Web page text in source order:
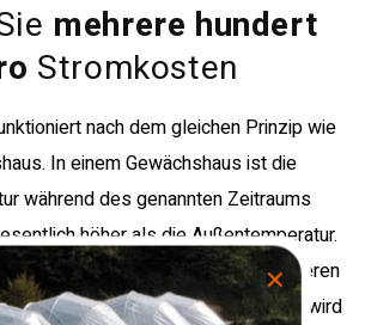
mehrere hundert
Stromkosten
nach dem gleichen Prinzip wie
In einem Gewächshaus ist die
während des genannten Zeitraums
höher als die Außentemperatur.
Wasser erwärmt, hängt von mehreren
die Sonne scheint, desto wärmer wird